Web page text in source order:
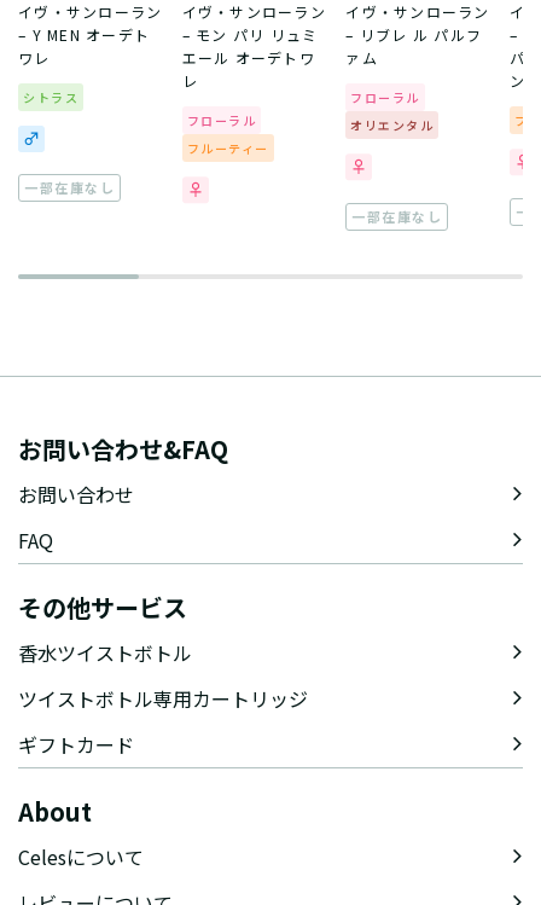
イヴ・サンローラン
– Y MEN オーデト
ワレ
シトラス
一部在庫なし
イヴ・サンローラン
– モン パリ リュミ
エール オーデトワ
レ
フローラル
フルーティー
イヴ・サンローラン
– リブレ ル パルフ
ァム
フローラル
オリエンタル
一部在庫なし
イ
–
パ
ンス
フ
一
お問い合わせ&FAQ
お問い合わせ
FAQ
その他サービス
香水ツイストボトル
ツイストボトル専用カートリッジ
ギフトカード
About
Celesについて